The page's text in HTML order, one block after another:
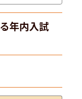
年内入試